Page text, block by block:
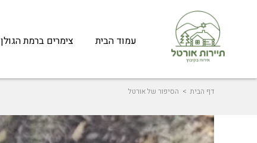
עמוד הבית צימרים ברמת הגולן
דף הבית> הסיפור של אורטל